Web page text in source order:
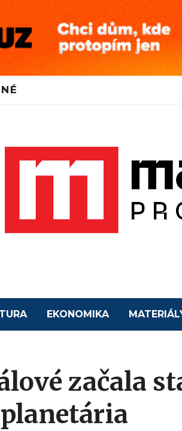
EKONOMIKA
začala